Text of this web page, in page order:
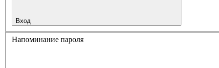
Вход
Напоминание пароля